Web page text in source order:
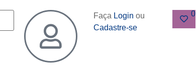
Faça Login ou
Cadastre-se
0